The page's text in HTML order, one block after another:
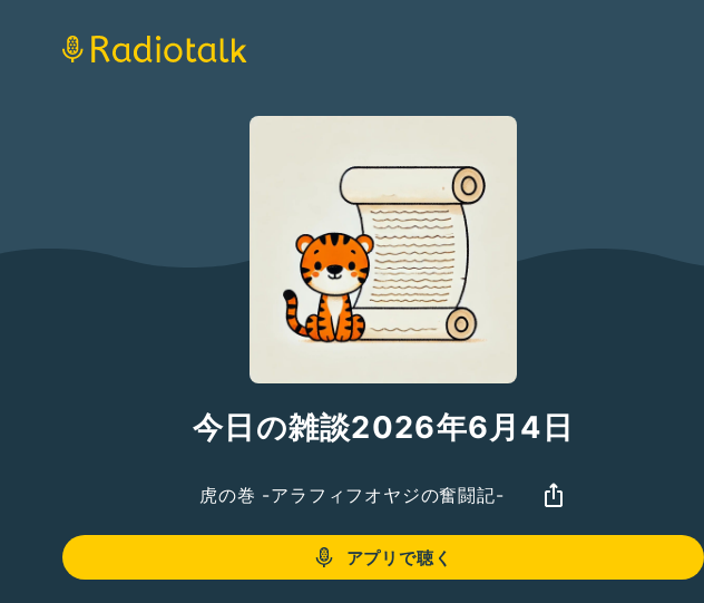
今日の雑談2026年6月4日
虎の巻 -アラフィフオヤジの奮闘記-
アプリで聴く